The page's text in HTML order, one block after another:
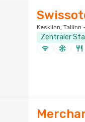
Kesklinn, Tallinn
Zentraler